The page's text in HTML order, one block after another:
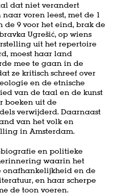
dat niet verandert
voren leest, met de 1
de 9 voor het eind, brak de
Ugrešić, op wiens
uit het repertoire
moest haar land
mee te gaan in de
ze kritisch schreef over
en de etnische
van de taal en de kunst
boeken uit de
verwijderd. Daarnaast
van het volk en
in Amsterdam.
en politieke
waarin het
onafhankelijkheid en de
en haar scherpe
de toon voeren.